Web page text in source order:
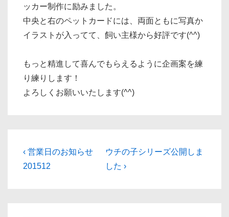
ッカー制作に励みました。
中央と右のペットカードには、両面ともに写真か
イラストが入ってて、飼い主様から好評です(^^)
もっと精進して喜んでもらえるように企画案を練
り練りします！
よろしくお願いいたします(^^)
投
稿
前
の
‹ 営業日のお知らせ
201512
次
の
ウチの子シリーズ公開しま
した ›